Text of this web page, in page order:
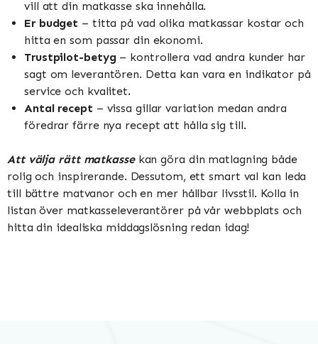
vill att din matkasse ska innehålla.
Er budget – titta på vad olika matkassar kostar och
hitta en som passar din ekonomi.
Trustpilot-betyg– kontrollera vad andra kunder har
sagt om leverantören. Detta kan vara en indikator på
service och kvalitet.
Antal recept – vissa gillar variation medan andra
föredrar färre nya recept att hålla sig till.
Att välja rätt matkassekan göra din matlagning både
rolig och inspirerande. Dessutom, ett smart val kan leda
till bättre matvanor och en mer hållbar livsstil. Kolla in
listan över matkasseleverantörer på vår webbplats och
hitta din idealiska middagslösning redan idag!